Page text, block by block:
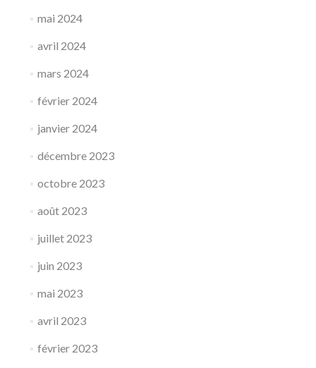
mai 2024
avril 2024
mars 2024
février 2024
janvier 2024
décembre 2023
octobre 2023
août 2023
juillet 2023
juin 2023
mai 2023
avril 2023
février 2023